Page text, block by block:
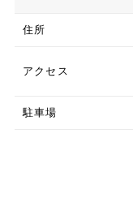
住所
アクセス
駐車場